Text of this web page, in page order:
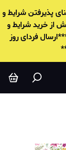
پذیرفتن شرایط و
از خرید شرایط و
فردای روز